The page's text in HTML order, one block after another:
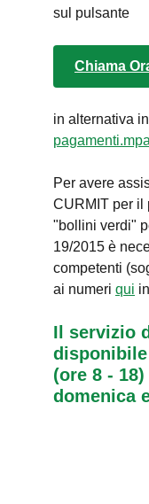
sul pulsante
Chiama
in alternativa
Per avere
CURMIT per il
"bollini verdi"
19/2015 è
competenti
ai numeri qui
Il servizio
(ore 8 -
domenica